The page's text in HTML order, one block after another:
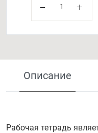
Описание
Рабочая тетрадь